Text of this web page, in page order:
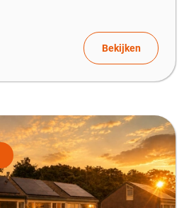
Bekijken